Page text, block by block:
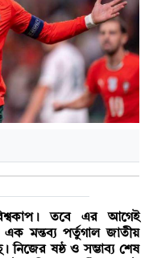
তবে এর আগেই
এক মন্তব্য পর্তুগাল জাতীয়
নিজের ষষ্ঠ ও সম্ভাব্য শেষ